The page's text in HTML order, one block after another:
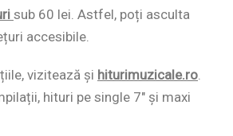
sub 60 lei. Astfel, poți asculta
accesibile.
vizitează și hiturimuzicale.ro.
hituri pe single 7″ și maxi